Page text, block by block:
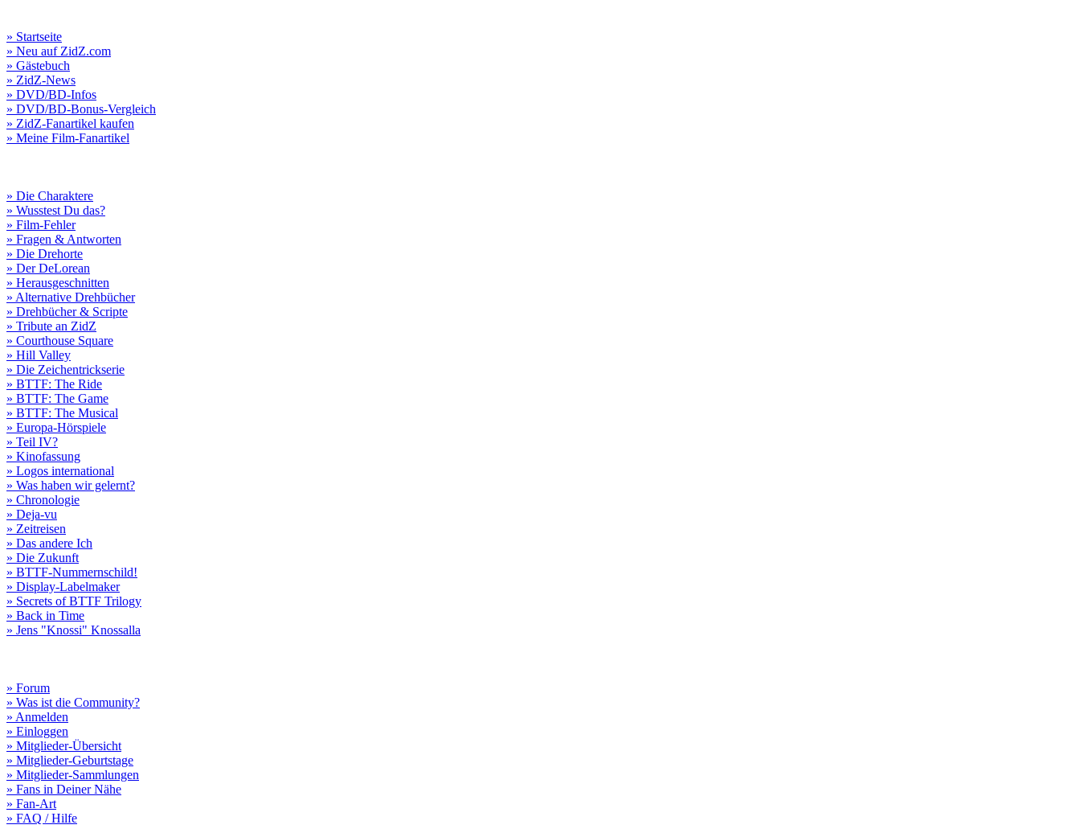
» Startseite
» Neu auf ZidZ.com
» Gästebuch
» ZidZ-News
» DVD/BD-Infos
» DVD/BD-Bonus-Vergleich
» ZidZ-Fanartikel kaufen
» Meine Film-Fanartikel
» Die Charaktere
» Wusstest Du das?
» Film-Fehler
» Fragen & Antworten
» Die Drehorte
» Der DeLorean
» Herausgeschnitten
» Alternative Drehbücher
» Drehbücher & Scripte
» Tribute an ZidZ
» Courthouse Square
» Hill Valley
» Die Zeichentrickserie
» BTTF: The Ride
» BTTF: The Game
» BTTF: The Musical
» Europa-Hörspiele
» Teil IV?
» Kinofassung
» Logos international
» Was haben wir gelernt?
» Chronologie
» Deja-vu
» Zeitreisen
» Das andere Ich
» Die Zukunft
» BTTF-Nummernschild!
» Display-Labelmaker
» Secrets of BTTF Trilogy
» Back in Time
» Jens "Knossi" Knossalla
» Forum
» Was ist die Community?
» Anmelden
» Einloggen
» Mitglieder-Übersicht
» Mitglieder-Geburtstage
» Mitglieder-Sammlungen
» Fans in Deiner Nähe
» Fan-Art
» FAQ / Hilfe